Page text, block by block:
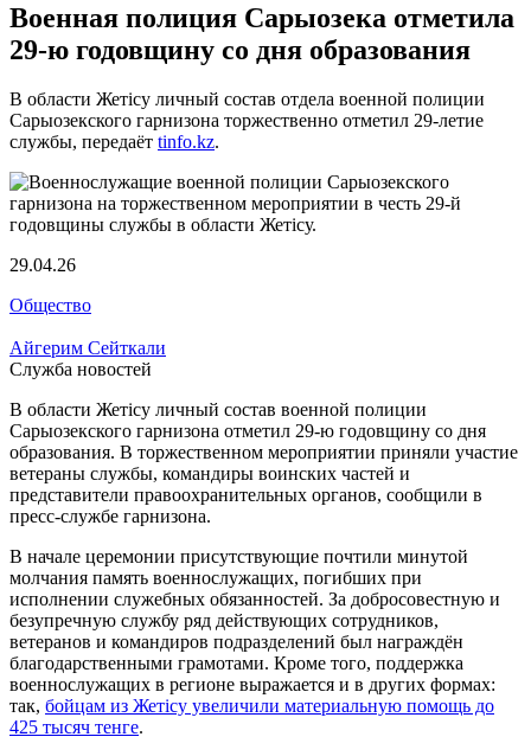
Военная полиция Сарыозека отметила
29-ю годовщину со дня образования
В области Жетісу личный состав отдела военной полиции
Сарыозекского гарнизона торжественно отметил 29-летие
службы, передаёт tinfo.kz.
29.04.26
Общество
Айгерим Сейткали
Служба новостей
В области Жетісу личный состав военной полиции
Сарыозекского гарнизона отметил 29-ю годовщину со дня
образования. В торжественном мероприятии приняли участие
ветераны службы, командиры воинских частей и
представители правоохранительных органов, сообщили в
пресс-службе гарнизона.
В начале церемонии присутствующие почтили минутой
молчания память военнослужащих, погибших при
исполнении служебных обязанностей. За добросовестную и
безупречную службу ряд действующих сотрудников,
ветеранов и командиров подразделений был награждён
благодарственными грамотами. Кроме того, поддержка
военнослужащих в регионе выражается и в других формах:
так, бойцам из Жетісу увеличили материальную помощь до
425 тысяч тенге.